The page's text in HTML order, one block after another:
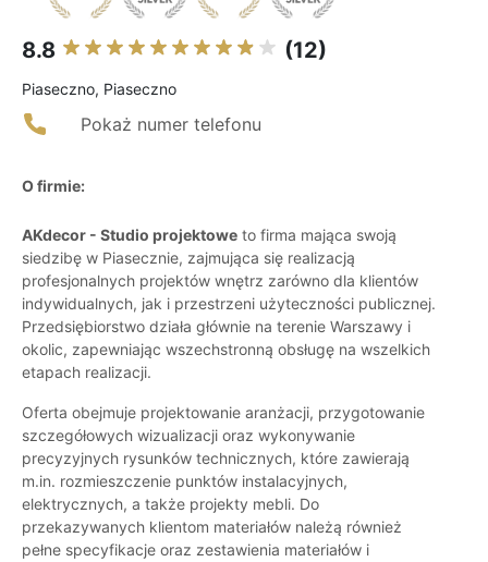
8.8 (12)
Piaseczno, Piaseczno
Pokaż numer telefonu
O firmie:
AKdecor - Studio projektowe to firma mająca swoją
siedzibę w Piasecznie, zajmująca się realizacją
profesjonalnych projektów wnętrz zarówno dla klientów
indywidualnych, jak i przestrzeni użyteczności publicznej.
Przedsiębiorstwo działa głównie na terenie Warszawy i
okolic, zapewniając wszechstronną obsługę na wszelkich
etapach realizacji.
Oferta obejmuje projektowanie aranżacji, przygotowanie
szczegółowych wizualizacji oraz wykonywanie
precyzyjnych rysunków technicznych, które zawierają
m.in. rozmieszczenie punktów instalacyjnych,
elektrycznych, a także projekty mebli. Do
przekazywanych klientom materiałów należą również
pełne specyfikacje oraz zestawienia materiałów i